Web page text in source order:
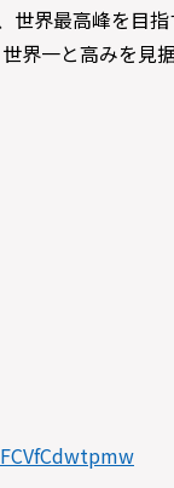
界最高峰を目
界一と高みを見